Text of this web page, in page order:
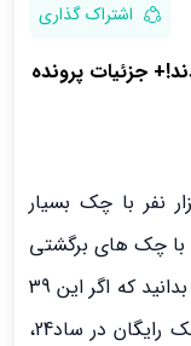
اشتراک گذاری
جزئیات پرونده
شنیدن خبر کلاه برداری 39 هزار نفر با چک بسیار
با چک های برگشتی
و سرقتی افزایش یافته است. جالب است بدانید که اگر این 39
هزار نفر قبل از دریافت چک با استعلام چک رایگان در ساد24،